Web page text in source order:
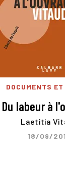
DOCUMENTS
Du labeur à
Laetitia
18/09/